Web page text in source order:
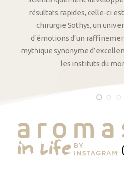
résultats rapides, celle-ci
chirurgie Sothys, un
d’émotions d’un
mythique synonyme
les instituts du